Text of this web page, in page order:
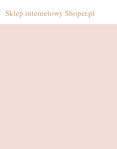
Sklep internetowy Shoper.pl